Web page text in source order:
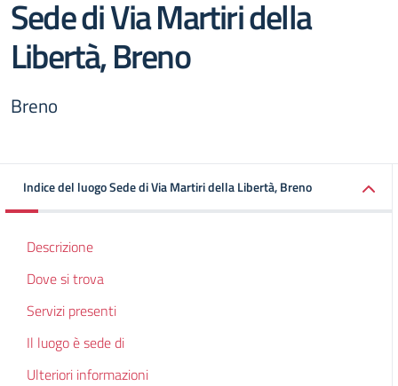
Sede di Via Martiri della
Libertà, Breno
Breno
Indice del luogo Sede di Via Martiri della Libertà, Breno
Descrizione
Dove si trova
Servizi presenti
Il luogo è sede di
Ulteriori informazioni